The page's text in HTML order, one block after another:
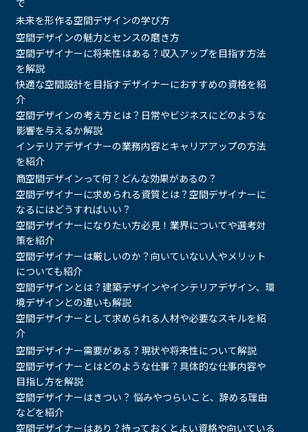
未来を形作る空間デザインの学び方
空間デザインの魅力とセンスの磨き方
空間デザイナーに将来性はある？収入アップを目指す方法
を解説
快適な空間設計を目指すデザイナーにおすすめの資格を紹
介
空間デザインの考え方とは？日常やビジネスにどのような
影響を与えるか解説
インテリアデザイナーの業務内容とキャリアアップの方法
を紹介
商空間デザインって何？どんな効果があるの？
空間デザイナーに求められる資質とは？空間デザイナーに
なるにはどうすればいい？
空間デザイナーになりたい方必見！業界についてや選考対
策を紹介
空間デザイナーは厳しいのか？向いていない人やメリット
についても紹介
空間デザインとは？建築デザインやインテリアデザイン、環
境デザインとの違いも解説
空間デザイナーとして求められる人材や必要なスキルを紹
介
空間デザイナー需要がある？現状や将来性について解説
空間デザイナーとはどのような仕事？具体的な仕事内容や
目指し方を解説
空間デザイナーはきつい？ 悩みやつらいこと、辞める理由
などを紹介
空間デザイナーはあり？持っておくとよい資格や向いている